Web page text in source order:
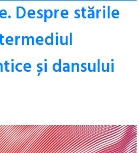
Despre stările
și dansului